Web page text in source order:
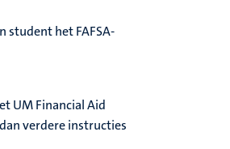
student het FAFSA-
UM Financial Aid
verdere instructies